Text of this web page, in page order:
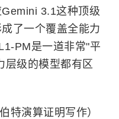
3.1这种顶级
了一个覆盖全能力
PM是一道非常"平
层级的模型都有区
特演算证明写作）